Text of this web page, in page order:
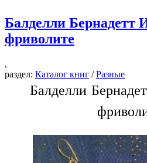
Балделли Бернадетт
фриволите
,
раздел: Каталог книг /Разные
Балделли